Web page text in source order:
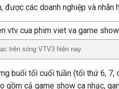
được các doanh nghiệp và nhãn
trên sóng VTV3 hiện nay.
buổi tối cuối tuần (tối thứ 6, 7,
gồm cả game show ca nhạc,